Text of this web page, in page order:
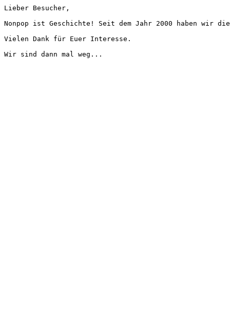
Lieber Besucher,
Nonpop ist Geschichte! Seit dem Jahr 2000 haben wir
Vielen Dank für Euer Interesse.
Wir sind dann mal weg...